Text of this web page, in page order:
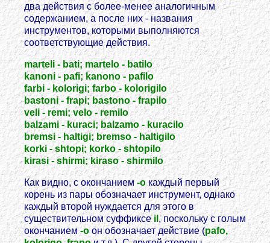
два действия с более-менее аналогичным
содержанием, а после них - названия
инструментов, которыми выполняются
соответствующие действия.
marteli - bati; martelo - batilo
kanoni - pafi; kanono - pafilo
farbi - kolorigi; farbo - kolorigilo
bastoni - frapi; bastono - frapilo
veli - remi; velo - remilo
balzami - kuraci; balzamo - kuracilo
bremsi - haltigi; bremso - haltigilo
korki - shtopi; korko - shtopilo
kirasi - shirmi; kiraso - shirmilo
Как видно, с окончанием-oкаждый первый
корень из пары обозначает инструмент, однако
каждый второй нуждается для этого в
существительном суффиксеil , поскольку с голым
окончанием-oон обозначает действие (pafo,